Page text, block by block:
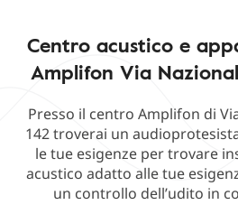
Centro acustico e
Amplifon Via
Presso il centro Amplifon di
142 troverai un
le tue esigenze per trovare
acustico adatto alle tue
un controllo dell’udito in